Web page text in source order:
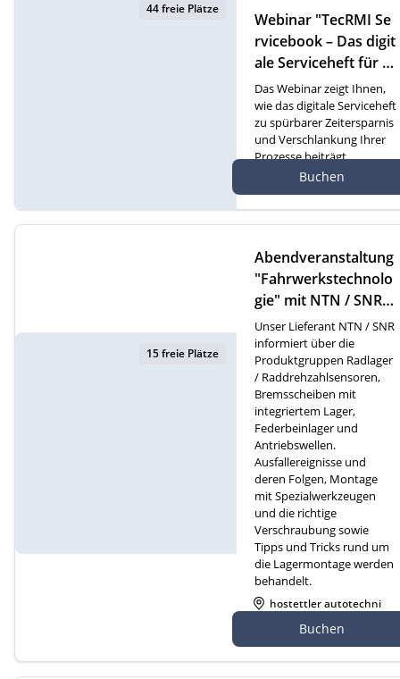
44 freie Plätze
Webinar "TecRMI Se
rvicebook – Das digit
ale Serviceheft für m
oderne Werkstatt- u
nd Serviceprozesse"
(D)
Das Webinar zeigt Ihnen,
wie das digitale Serviceheft
zu spürbarer Zeitersparnis
und Verschlankung Ihrer
Prozesse beiträgt.
Online Webinar
Buchen
15 freie Plätze
Abendveranstaltung
"Fahrwerkstechnolo
gie" mit NTN / SNR i
n Gossau
Unser Lieferant NTN / SNR
informiert über die
Produktgruppen Radlager
/ Raddrehzahlsensoren,
Bremsscheiben mit
integriertem Lager,
Federbeinlager und
Antriebswellen.
Ausfallereignisse und
deren Folgen, Montage
mit Spezialwerkzeugen
und die richtige
Verschraubung sowie
Tipps und Tricks rund um
die Lagermontage werden
behandelt.
hostettler autotechni
sse 141, 9200 Gossau
Buchen